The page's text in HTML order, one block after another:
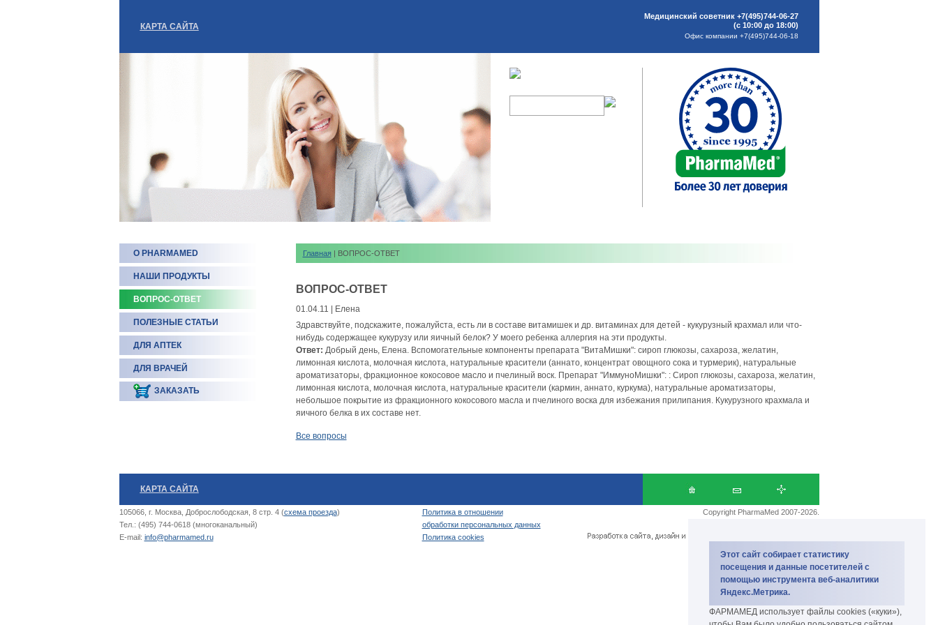
Этот сайт собирает статистику
посещения и данные посетителей с
помощью инструмента веб-аналитики
Яндекс.Метрика.
ФАРМАМЕД использует файлы cookies («куки»),
КАРТА САЙТА
Медицинский советник +7(495)744-06-27
(с 10:00 до 18:00)
Офис компании +7(495)744-06-18
О PHARMAMED
НАШИ ПРОДУКТЫ
ВОПРОС-ОТВЕТ
ПОЛЕЗНЫЕ СТАТЬИ
ДЛЯ АПТЕК
ДЛЯ ВРАЧЕЙ
ЗАКАЗАТЬ
Главная | ВОПРОС-ОТВЕТ
ВОПРОС-ОТВЕТ
01.04.11 | Елена
Здравствуйте, подскажите, пожалуйста, есть ли в составе витамишек и др. витаминах для детей - кукурузный крахмал или что-
нибудь содержащее кукурузу или яичный белок? У моего ребенка аллергия на эти продукты.
Ответ: Добрый день, Елена. Вспомогательные компоненты препарата "ВитаМишки": сироп глюкозы, сахароза, желатин,
лимонная кислота, молочная кислота, натуральные красители (аннато, концентрат овощного сока и турмерик), натуральные
ароматизаторы, фракционное кокосовое масло и пчелиный воск. Препарат "ИммуноМишки": : Сироп глюкозы, сахароза, желатин,
лимонная кислота, молочная кислота, натуральные красители (кармин, аннато, куркума), натуральные ароматизаторы,
небольшое покрытие из фракционного кокосового масла и пчелиного воска для избежания прилипания. Кукурузного крахмала и
яичного белка в их составе нет.
Все вопросы
КАРТА САЙТА
105066, г. Москва, Доброслободская, 8 стр. 4 (схема проезда)
Тел.: (495) 744-0618 (многоканальный)
E-mail: info@pharmamed.ru
Политика в отношении
обработки персональных данных
Политика cookies
Copyright PharmaMed 2007-2026.